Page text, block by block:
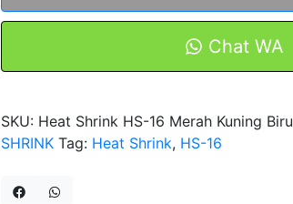
1kV
Merah
Kuning
Selang
Chat WA
SKU: Heat Shrink HS-16 Merah Kuning Biru
SHRINK Tag: Heat Shrink, HS-16